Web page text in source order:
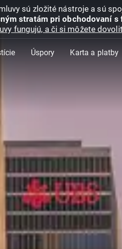
sú zložité nástroje a sú
stratám pri obchodovaní
fungujú, a či si môžete
Úspory Karta a platby